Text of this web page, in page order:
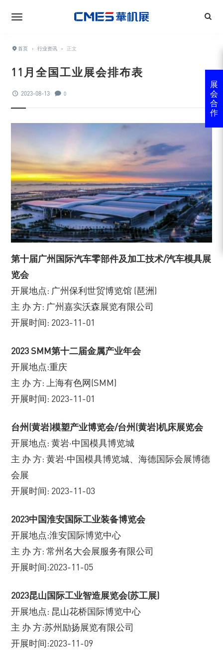
首页 › 行业资讯 › 正文
11月全国工业展会排布表
2023-08-13 0
第十届广州国际汽车零部件及加工技术/汽车模具展
览会
开展地点: 广州保利世贸博览馆 (琶洲)
主 办 方: 广州嘉实沃森展览有限公司
开展时间: 2023-11-01
2023 SMM第十二届金属产业年会
开展地点:重庆
主 办 方: 上海有色网(SMM)
开展时间: 2023-11-01
台州(黄岩)模塑产业博览会/台州(黄岩)机床展览会
开展地点: 黄岩·中国模具博览城
主 办 方: 黄岩·中国模具博览城、海德国际会展博德
会展
开展时间: 2023-11-03
2023中国淮安国际工业装备博览会
开展地点:淮安国际博览中心
主 办 方: 常州名大会展服务有限公司
开展时间:2023-11-05
2023昆山国际工业智造展览会(苏工展)
开展地点: 昆山花桥国际博览中心
主 办 方:苏州励扬展览有限公司
开展时间:2023-11-09
展
会
合
作